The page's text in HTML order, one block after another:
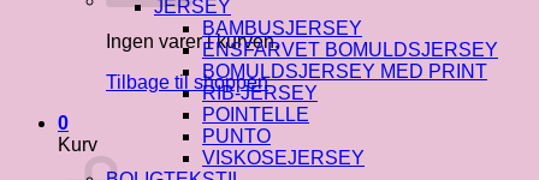
Ingen varer i kurven.
Tilbage til shoppen
0
Kurv
JERSEY
BAMBUSJERSEY
ENSFARVET BOMULDSJERSEY
BOMULDSJERSEY MED PRINT
RIB-JERSEY
POINTELLE
PUNTO
VISKOSEJERSEY